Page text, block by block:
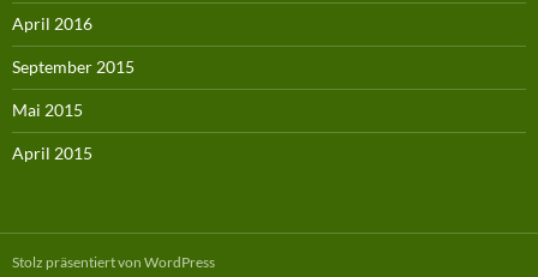
April 2016
September 2015
Mai 2015
April 2015
Stolz präsentiert von WordPress